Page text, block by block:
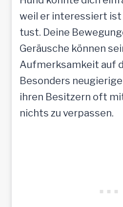
weil er interessiert ist
tust. Deine
Geräusche können
Aufmerksamkeit auf
Besonders
ihren Besitzern oft
nichts zu verpassen.